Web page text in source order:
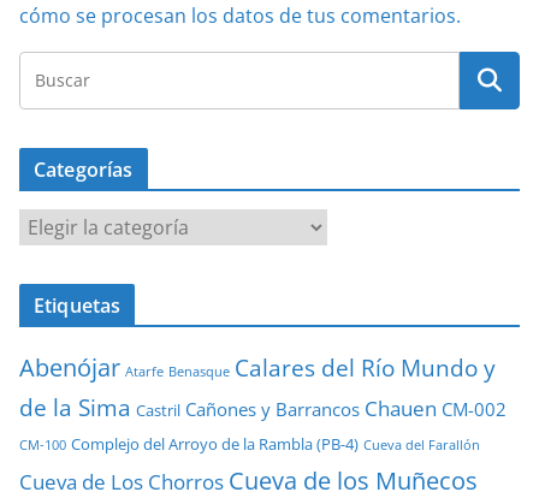
cómo se procesan los datos de tus comentarios.
Categorías
Categorías
Etiquetas
Abenójar Atarfe Benasque Calares del Río Mundo y
de la Sima Castril Cañones y Barrancos Chauen CM-002
CM-100 Complejo del Arroyo de la Rambla (PB-4) Cueva del Farallón
Cueva de Los Chorros Cueva de los Muñecos